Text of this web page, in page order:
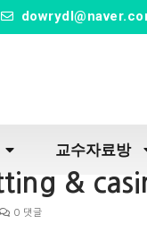
교수자료방
&
0 댓글